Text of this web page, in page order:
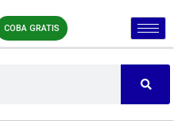
COBA GRATIS